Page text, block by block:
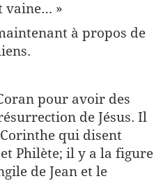
vaine… »
à propos de
pour avoir des
de Jésus. Il
Corinthe qui disent
Philète; il y a la figure
de Jean et le